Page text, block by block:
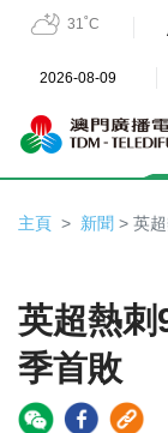
31˚C
2026-08-09
主頁 新聞 > 英
英超熱刺
季首敗